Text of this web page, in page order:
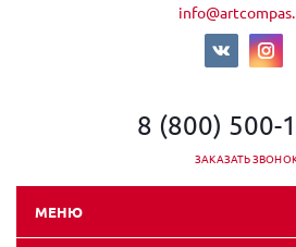
8 (800) 500-
ЗАКАЗАТЬ
МЕНЮ